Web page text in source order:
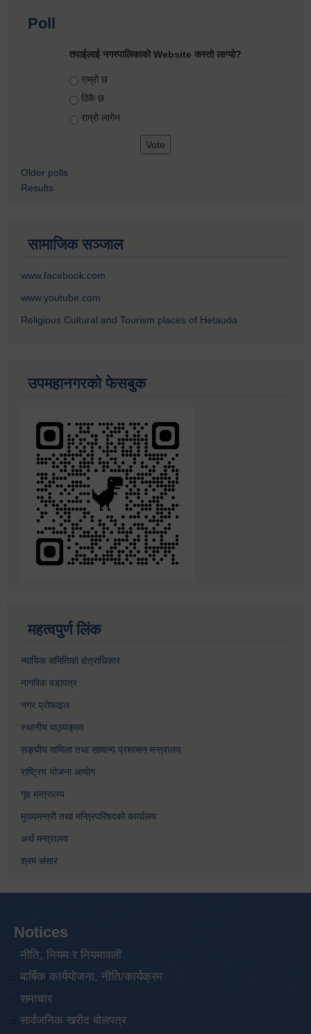
Poll
तपाईलाई नगरपालिकाको Website कस्तो लाग्यो?
Choices
राम्रो छ
ठिकै छ
राम्रो लागेन
Older polls
Results
सामाजिक सञ्जाल
www.facebook.com
www.youtube.com
Religious Cultural and Tourism places of Hetauda
उपमहानगरको फेसबुक
महत्वपुर्ण लिंक
न्यायिक समितिको क्षेत्राधिकार
नागरिक वडापत्र
नगर प्रोफाइल
स्थानीय पाठ्यक्रम
सङ्घीय मामिला तथा सामान्य प्रशासन मन्त्रालय
राष्ट्रिय योजना आयोग
गृह मन्त्रालय
मुख्यमन्त्री तथा मन्त्रिपरिषदको कार्यालय
अर्थ मन्त्रालय
श्रम संसार
Notices
नीति, नियम र नियमावली
बार्षिक कार्ययोजना, नीति/कार्यक्रम
समाचार
सार्वजनिक खरीद बोलपत्र